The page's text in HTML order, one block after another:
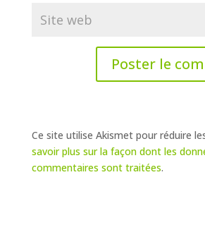
Ce site utilise Akismet pour réduire
savoir plus sur la façon dont les
commentaires sont traitées.